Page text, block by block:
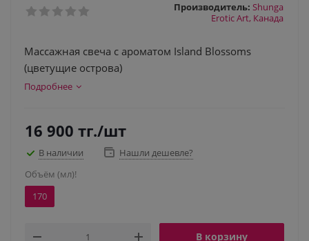
Производитель: Shunga
Erotic Art, Канада
Массажная свеча с ароматом Island Blossoms
(цветущие острова)
Подробнее
16 900 тг./шт
В наличии
Нашли дешевле?
Объём (мл)!
170
В корзину